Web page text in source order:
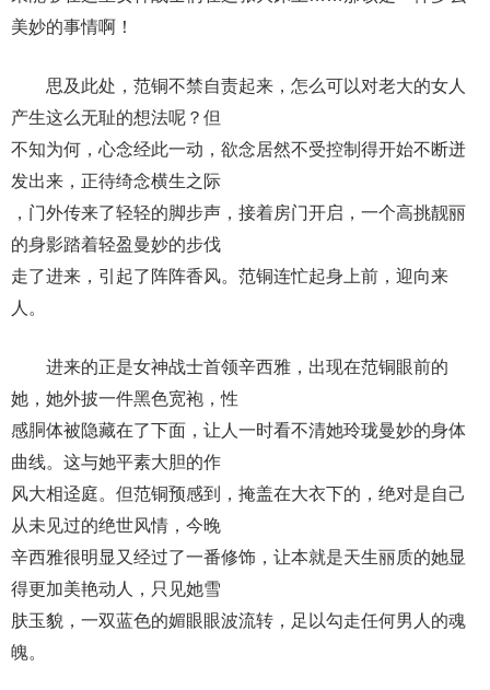
美妙的事情啊！
思及此处，范铜不禁自责起来，怎么可以对老大的女人
产生这么无耻的想法呢？但
不知为何，心念经此一动，欲念居然不受控制得开始不断迸
发出来，正待绮念横生之际
，门外传来了轻轻的脚步声，接着房门开启，一个高挑靓丽
的身影踏着轻盈曼妙的步伐
走了进来，引起了阵阵香风。范铜连忙起身上前，迎向来
人。
进来的正是女神战士首领辛西雅，出现在范铜眼前的
她，她外披一件黑色宽袍，性
感胴体被隐藏在了下面，让人一时看不清她玲珑曼妙的身体
曲线。这与她平素大胆的作
风大相迳庭。但范铜预感到，掩盖在大衣下的，绝对是自己
从未见过的绝世风情，今晚
辛西雅很明显又经过了一番修饰，让本就是天生丽质的她显
得更加美艳动人，只见她雪
肤玉貌，一双蓝色的媚眼眼波流转，足以勾走任何男人的魂
魄。